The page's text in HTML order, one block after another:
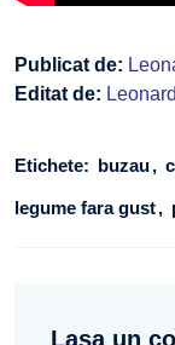
Publicat de:
Editat de:
Etichete: buzau
legume fara gust
Lasa un